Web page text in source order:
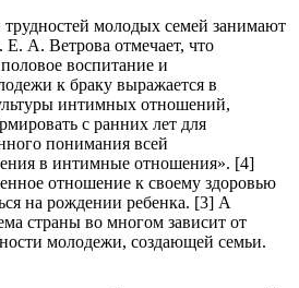
молодых семей занимают
А. Ветрова отмечает, что
воспитание и
к браку выражается в
интимных отношений,
с ранних лет для
понимания всей
в интимные отношения». [4]
отношение к своему здоровью
на рождении ребенка. [3] А
страны во многом зависит от
молодежи, создающей семьи.